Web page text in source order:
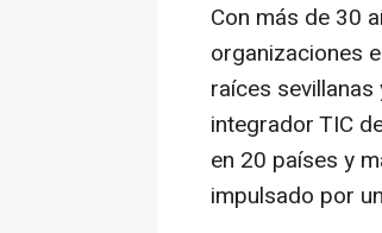
Con más de 30
organizaciones
raíces
integrador TIC
en 20 países y
impulsado por